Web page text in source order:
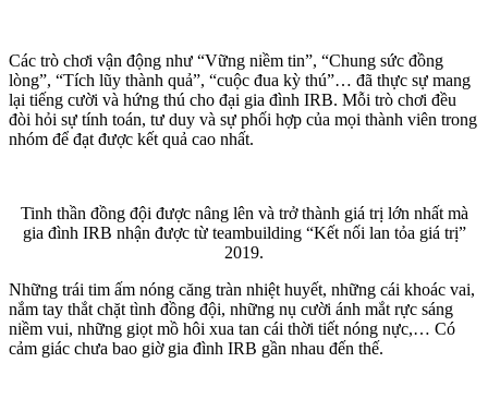
Các trò chơi vận động như “Vững niềm tin”, “Chung sức đồng
lòng”, “Tích lũy thành quả”, “cuộc đua kỳ thú”… đã thực sự mang
lại tiếng cười và hứng thú cho đại gia đình IRB. Mỗi trò chơi đều
đòi hỏi sự tính toán, tư duy và sự phối hợp của mọi thành viên trong
nhóm để đạt được kết quả cao nhất.
Tinh thần đồng đội được nâng lên và trở thành giá trị lớn nhất mà
gia đình IRB nhận được từ teambuilding “Kết nối lan tỏa giá trị”
2019.
Những trái tim ấm nóng căng tràn nhiệt huyết, những cái khoác vai,
nắm tay thắt chặt tình đồng đội, những nụ cười ánh mắt rực sáng
niềm vui, những giọt mồ hôi xua tan cái thời tiết nóng nực,… Có
cảm giác chưa bao giờ gia đình IRB gần nhau đến thế.